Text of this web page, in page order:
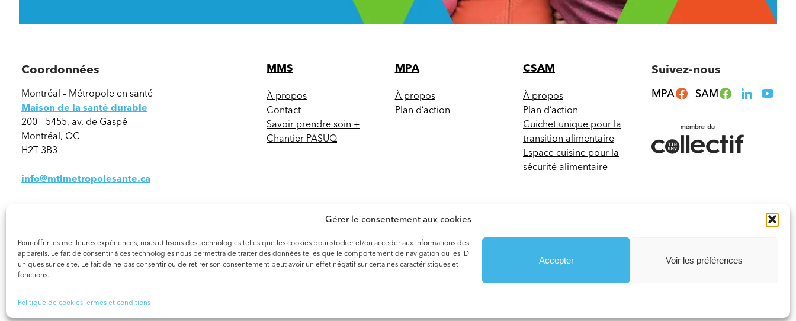
Gérer le consentement aux cookies
Pour offrir les meilleures expériences, nous utilisons des technologies telles que les cookies pour stocker et/ou accéder aux informations des
appareils. Le fait de consentir à ces technologies nous permettra de traiter des données telles que le comportement de navigation ou les ID
uniques sur ce site. Le fait de ne pas consentir ou de retirer son consentement peut avoir un effet négatif sur certaines caractéristiques et
fonctions.
Accepter Voir les préférences
Politique de cookiesTermes et conditions
Coordonnées
Montréal – Métropole en santé
Maison de la santé durable
200 – 5455, av. de Gaspé
Montréal, QC
H2T 3B3
info@mtlmetropolesante.ca
MMS
À propos
Contact
Savoir prendre soin +
Chantier PASUQ
MPA
À propos
Plan d’action
CSAM
À propos
Plan d’action
Guichet unique pour la
transition alimentaire
Espace cuisine pour la
sécurité alimentaire
Suivez-nous
MPA SAM
© 2026 Tous droits réservés. Montréal – Métropole en Santé Termes et conditions